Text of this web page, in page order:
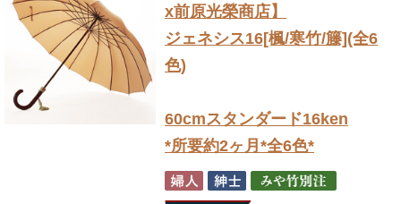
x前原光榮商店】
ジェネシス16[楓/寒竹/籐](全6
色)
60cmスタンダード16ken
*所要約2ヶ月*全6色*